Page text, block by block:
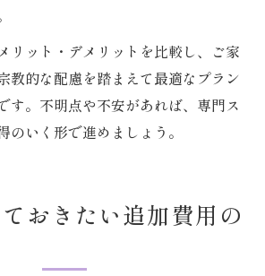
リット・デメリットを比較し、ご家
教的な配慮を踏まえて最適なプラン
す。不明点や不安があれば、専門ス
のいく形で進めましょう。
おきたい追加費用の